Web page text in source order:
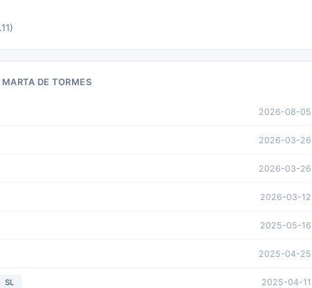
DE TORMES
2026-08-05
2026-03-26
2026-03-26
2026-03-12
2025-05-16
2025-04-25
SL 2025-04-11